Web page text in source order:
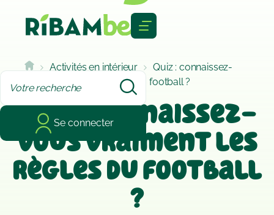
Se connecter
Activités en intérieur
Quiz : connaissez-
vous vraiment les règles du football ?
Quiz : connaissez-
vous vraiment les
règles du football
?
Cookies management panel